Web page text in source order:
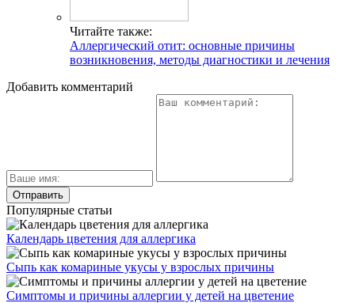
Читайте также:
Аллергический отит: основные причины
возникновения, методы диагностики и лечения
Добавить комментарий
Популярные статьи
Календарь цветения для аллергика
Сыпь как комариные укусы у взрослых причины
Симптомы и причины аллергии у детей на цветение